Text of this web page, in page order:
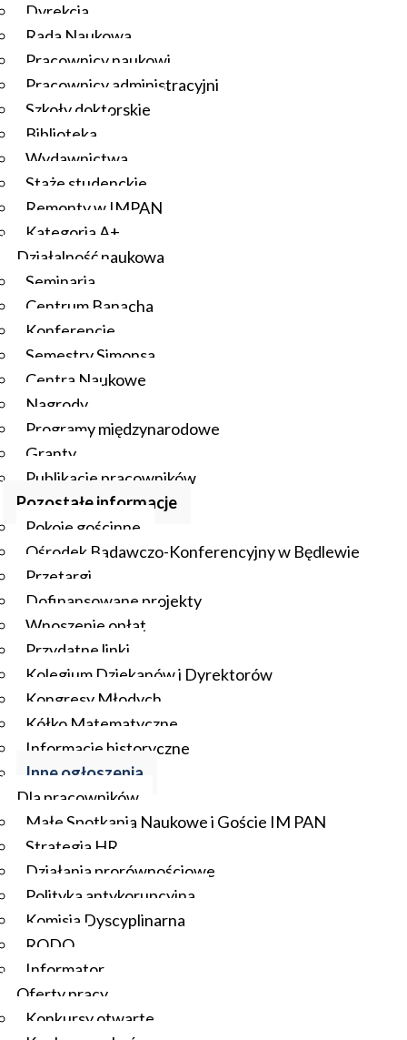
Dyrekcja
Rada Naukowa
Pracownicy naukowi
Pracownicy administracyjni
Szkoły doktorskie
Biblioteka
Wydawnictwa
Staże studenckie
Remonty w IMPAN
Kategoria A+
Działalność naukowa
Seminaria
Centrum Banacha
Konferencje
Semestry Simonsa
Centra Naukowe
Nagrody
Programy międzynarodowe
Granty
Publikacje pracowników
Pozostałe informacje
Pokoje gościnne
Ośrodek Badawczo-Konferencyjny w Będlewie
Przetargi
Dofinansowane projekty
Wnoszenie opłat
Przydatne linki
Kolegium Dziekanów i Dyrektorów
Kongresy Młodych
Kółko Matematyczne
Informacje historyczne
Inne ogłoszenia
Dla pracowników
Małe Spotkania Naukowe i Goście IM PAN
Strategia HR
Działania prorównościowe
Polityka antykorupcyjna
Komisja Dyscyplinarna
RODO
Informator
Oferty pracy
Konkursy otwarte